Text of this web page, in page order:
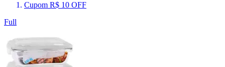
Cupom R$ 10 OFF
Full